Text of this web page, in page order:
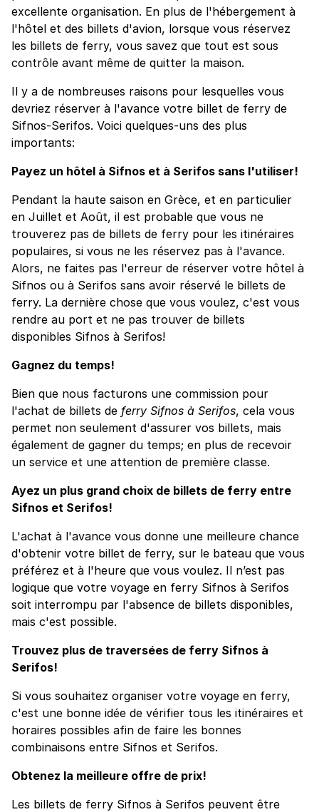
excellente organisation. En plus de l'hébergement à
l'hôtel et des billets d'avion, lorsque vous réservez
les billets de ferry, vous savez que tout est sous
contrôle avant même de quitter la maison.
Il y a de nombreuses raisons pour lesquelles vous
devriez réserver à l'avance votre billet de ferry de
Sifnos-Serifos. Voici quelques-uns des plus
importants:
Payez un hôtel à Sifnos et à Serifos sans l'utiliser!
Pendant la haute saison en Grèce, et en particulier
en Juillet et Août, il est probable que vous ne
trouverez pas de billets de ferry pour les itinéraires
populaires, si vous ne les réservez pas à l'avance.
Alors, ne faites pas l'erreur de réserver votre hôtel à
Sifnos ou à Serifos sans avoir réservé le billets de
ferry. La dernière chose que vous voulez, c'est vous
rendre au port et ne pas trouver de billets
disponibles Sifnos à Serifos!
Gagnez du temps!
Bien que nous facturons une commission pour
l'achat de billets de ferry Sifnos à Serifos, cela vous
permet non seulement d'assurer vos billets, mais
également de gagner du temps; en plus de recevoir
un service et une attention de première classe.
Ayez un plus grand choix de billets de ferry entre
Sifnos et Serifos!
L'achat à l'avance vous donne une meilleure chance
d'obtenir votre billet de ferry, sur le bateau que vous
préférez et à l'heure que vous voulez. Il n’est pas
logique que votre voyage en ferry Sifnos à Serifos
soit interrompu par l'absence de billets disponibles,
mais c'est possible.
Trouvez plus de traversées de ferry Sifnos à
Serifos!
Si vous souhaitez organiser votre voyage en ferry,
c'est une bonne idée de vérifier tous les itinéraires et
horaires possibles afin de faire les bonnes
combinaisons entre Sifnos et Serifos.
Obtenez la meilleure offre de prix!
Les billets de ferry Sifnos à Serifos peuvent être